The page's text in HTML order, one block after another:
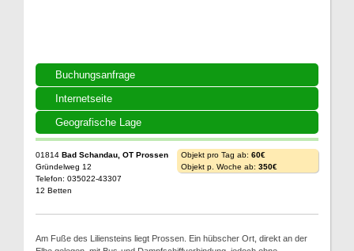
Buchungsanfrage
Internetseite
Geografische Lage
01814 Bad Schandau, OT Prossen
Gründelweg 12
Telefon: 035022-43307
12 Betten
Objekt pro Tag ab: 60€
Objekt p. Woche ab: 350€
Am Fuße des Liliensteins liegt Prossen. Ein hübscher Ort, direkt an der